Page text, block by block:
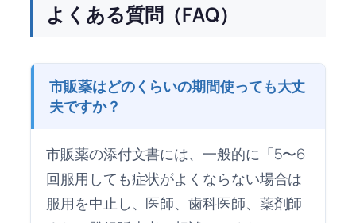
よくある質問（FAQ）
市販薬はどのくらいの期間使っても大丈
夫ですか？
市販薬の添付文書には、一般的に「5〜6
回服用しても症状がよくならない場合は
服用を中止し、医師、歯科医師、薬剤師